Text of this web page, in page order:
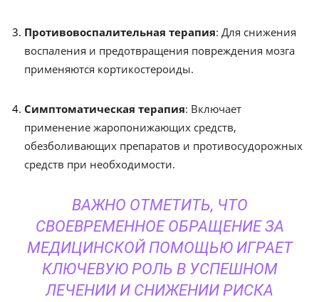
Противовоспалительная терапия: Для снижения
воспаления и предотвращения повреждения мозга
применяются кортикостероиды.
Симптоматическая терапия: Включает
применение жаропонижающих средств,
обезболивающих препаратов и противосудорожных
средств при необходимости.
ВАЖНО ОТМЕТИТЬ, ЧТО
СВОЕВРЕМЕННОЕ ОБРАЩЕНИЕ ЗА
МЕДИЦИНСКОЙ ПОМОЩЬЮ ИГРАЕТ
КЛЮЧЕВУЮ РОЛЬ В УСПЕШНОМ
ЛЕЧЕНИИ И СНИЖЕНИИ РИСКА